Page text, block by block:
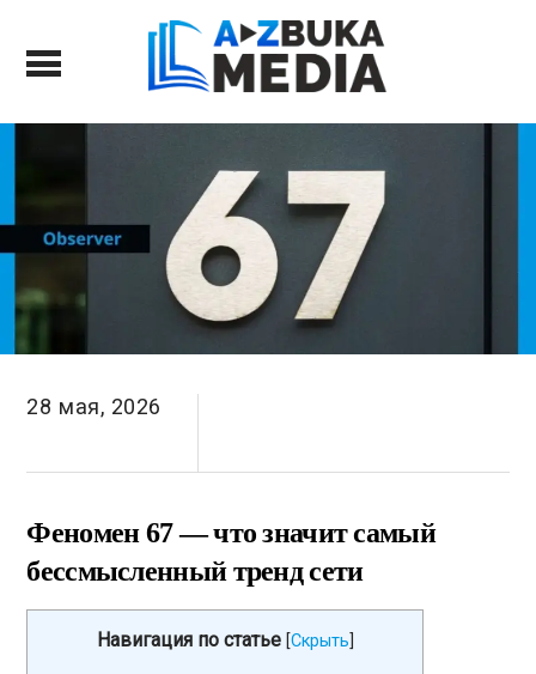
28 мая, 2026
Феномен 67 — что значит самый
бессмысленный тренд сети
Навигация по статье [Скрыть